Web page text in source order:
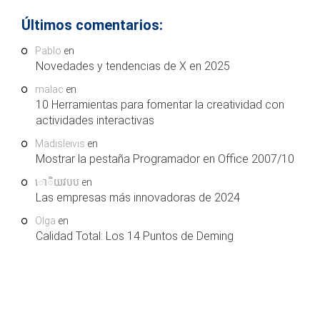
Últimos comentarios:
Pablo en
Novedades y tendencias de X en 2025
malac en
10 Herramientas para fomentar la creatividad con
actividades interactivas
Madisleivis en
Mostrar la pestaña Programador en Office 2007/10
ោិយវបប en
Las empresas más innovadoras de 2024
Olga en
Calidad Total: Los 14 Puntos de Deming